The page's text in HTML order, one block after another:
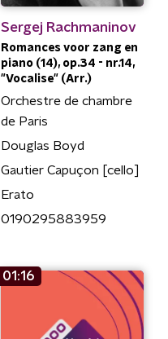
Sergej Rachmaninov
Romances voor zang en
piano (14), op.34 - nr.14,
"Vocalise" (Arr.)
Orchestre de chambre
de Paris
Douglas Boyd
Gautier Capuçon [cello]
Erato
0190295883959
01:16